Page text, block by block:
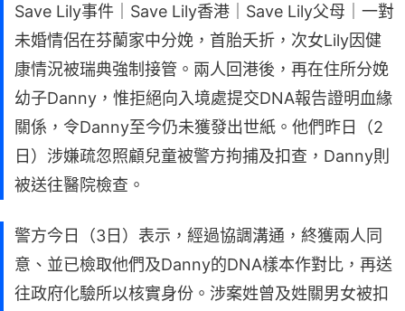
Save Lily事件｜Save Lily香港｜Save Lily父母｜一對
未婚情侶在芬蘭家中分娩，首胎夭折，次女Lily因健
康情況被瑞典強制接管。兩人回港後，再在住所分娩
幼子Danny，惟拒絕向入境處提交DNA報告證明血緣
關係，令Danny至今仍未獲發出世紙。他們昨日（2
日）涉嫌疏忽照顧兒童被警方拘捕及扣查，Danny則
被送往醫院檢查。
警方今日（3日）表示，經過協調溝通，終獲兩人同
意、並已檢取他們及Danny的DNA樣本作對比，再送
往政府化驗所以核實身份。涉案姓曾及姓關男女被扣